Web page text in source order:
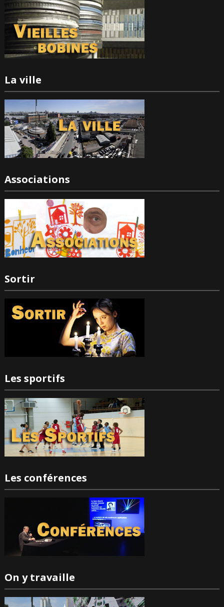
La ville
Associations
Sortir
Les sportifs
Les conférences
On y travaille